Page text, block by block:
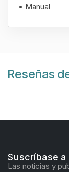
• Manual
Reseñas
Suscríbase
Las noticias y